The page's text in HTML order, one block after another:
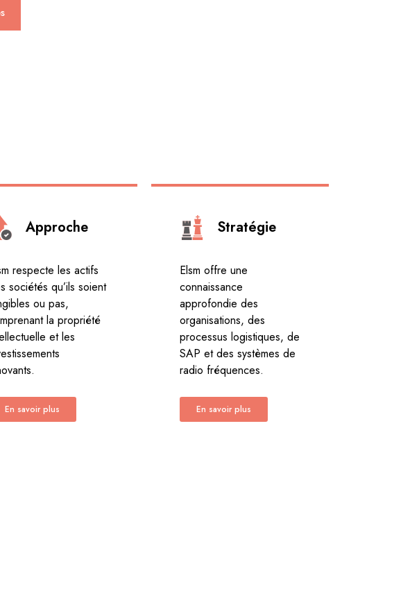
Approche
respecte les actifs
sociétés qu’ils soient
ou pas,
la propriété
et les
En savoir plus
Stratégie
Elsm offre une
connaissance
approfondie des
organisations, des
processus logistiques, de
SAP et des systèmes de
radio fréquences.
En savoir plus